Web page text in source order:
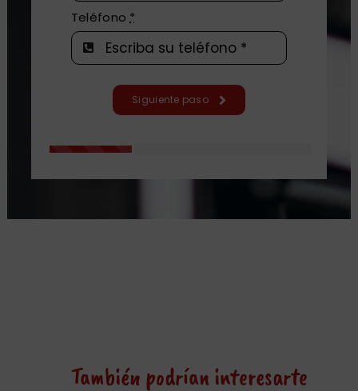
Teléfono *
Siguiente paso
También podrían interesarte